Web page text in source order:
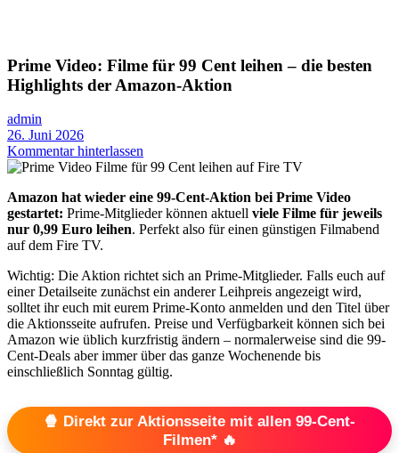
Prime Video: Filme für 99 Cent leihen – die besten
Highlights der Amazon-Aktion
admin
26. Juni 2026
Kommentar hinterlassen
Amazon hat wieder eine 99-Cent-Aktion bei Prime Video
gestartet: Prime-Mitglieder können aktuell viele Filme für jeweils
nur 0,99 Euro leihen. Perfekt also für einen günstigen Filmabend
auf dem Fire TV.
Wichtig: Die Aktion richtet sich an Prime-Mitglieder. Falls euch auf
einer Detailseite zunächst ein anderer Leihpreis angezeigt wird,
solltet ihr euch mit eurem Prime-Konto anmelden und den Titel über
die Aktionsseite aufrufen. Preise und Verfügbarkeit können sich bei
Amazon wie üblich kurzfristig ändern – normalerweise sind die 99-
Cent-Deals aber immer über das ganze Wochenende bis
einschließlich Sonntag gültig.
🍿 Direkt zur Aktionsseite mit allen 99-Cent-
Filmen* 🔥